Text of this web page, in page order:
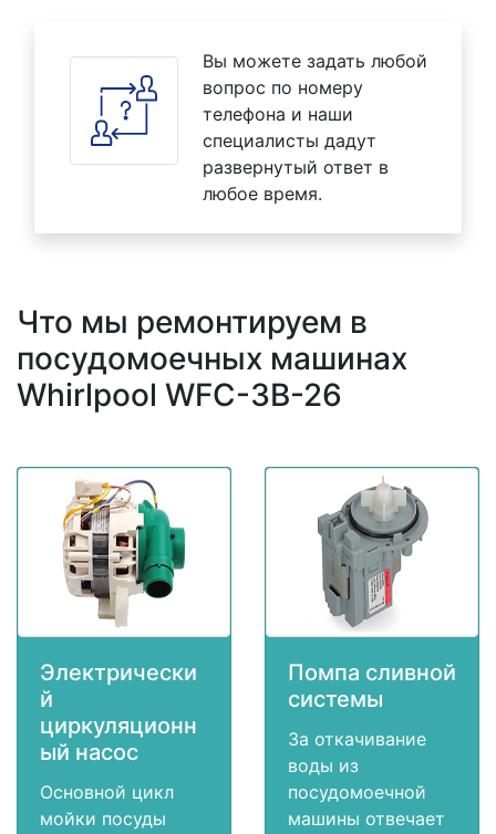
Вы можете задать любой
вопрос по номеру
телефона и наши
специалисты дадут
развернутый ответ в
любое время.
Что мы ремонтируем в
посудомоечных машинах
Whirlpool WFC-3B-26
Электрически
й
циркуляционн
ый насос
Основной цикл
мойки посуды
Помпа сливной
системы
За откачивание
воды из
посудомоечной
машины отвечает